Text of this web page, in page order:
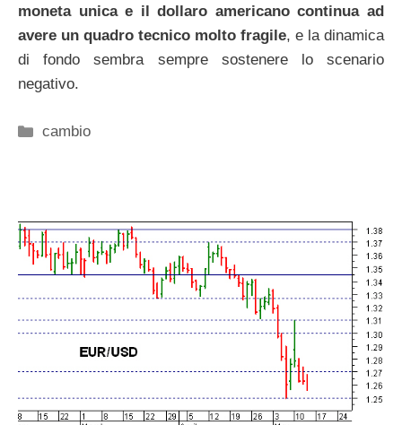
moneta unica e il dollaro americano continua ad
avere un quadro tecnico molto fragile, e la dinamica
di fondo sembra sempre sostenere lo scenario
negativo.
Categorie
cambio